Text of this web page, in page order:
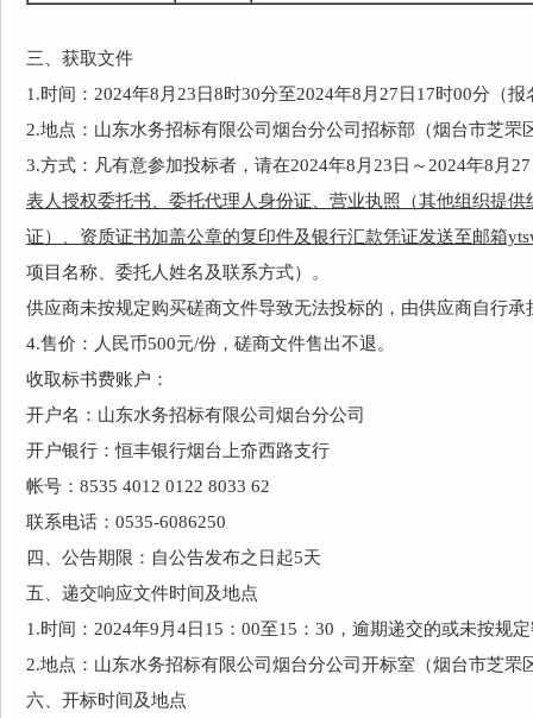
三、获取文件
1.时间：2024年8月23日8时30分至2024年8月27日17时00分（报
2.地点：山东水务招标有限公司烟台分公司招标部（烟台市芝罘
3.方式：凡有意参加投标者，请在2024年8月23日 ～ 2024年8月
表人授权委托书、委托代理人身份证、营业执照（其他组织提
证）、 资质证书加盖公章的复印件及银行汇款凭证发送至邮箱
项目名称、委托人姓名及联系方式）
。
供应商未按规定购买磋商文件导致无法投标的，由供应商自行承
4.售价：人民币500元/份，磋商文件售出不退。
收取标书费账户：
开户名：山东水务招标有限公司烟台分公司
开户银行：恒丰银行烟台上夼西路支行
帐号：8535 4012 0122 8033 62
联系电话：0535-6086250
四、公告期限：自公告发布之日起5天
五、递交响应文件时间及地点
1.时间：2024年9月4日15：00至15：30，逾期递交的或未按规
2.地点：山东水务招标有限公司烟台分公司开标室（烟台市芝罘
六、开标时间及地点